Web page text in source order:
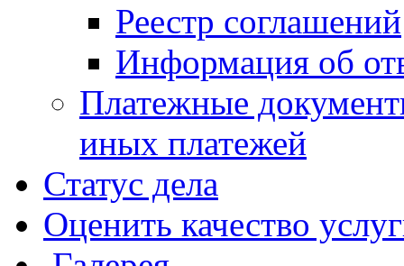
Реестр соглашений
Информация об
Платежные
иных платежей
Статус дела
Оценить качество